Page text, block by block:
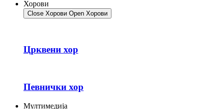
Хорови
Close Хорови Open Хорови
Црквени хор
Певнички хор
Мултимедија